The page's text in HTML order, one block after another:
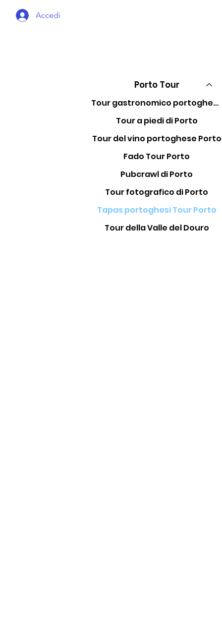
Accedi
Porto Tour
Tour gastronomico portoghese Porto
Tour a piedi di Porto
Tour del vino portoghese Porto
Fado Tour Porto
Pubcrawl di Porto
Tour fotografico di Porto
Tapas portoghesi Tour Porto
Tour della Valle del Douro